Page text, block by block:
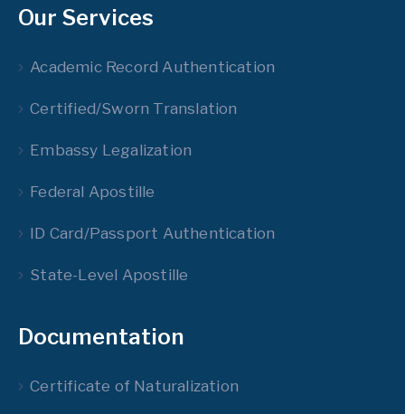
Our Services
Academic Record Authentication
Certified/Sworn Translation
Embassy Legalization
Federal Apostille
ID Card/Passport Authentication
State-Level Apostille
Documentation
Certificate of Naturalization